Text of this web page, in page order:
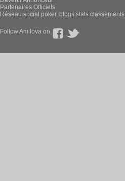
Partenaires Officiels
Réseau social poker, blogs stats classements
Follow Amilova on